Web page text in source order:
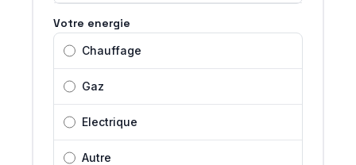
Votre energie
Chauffage
Gaz
Electrique
Autre